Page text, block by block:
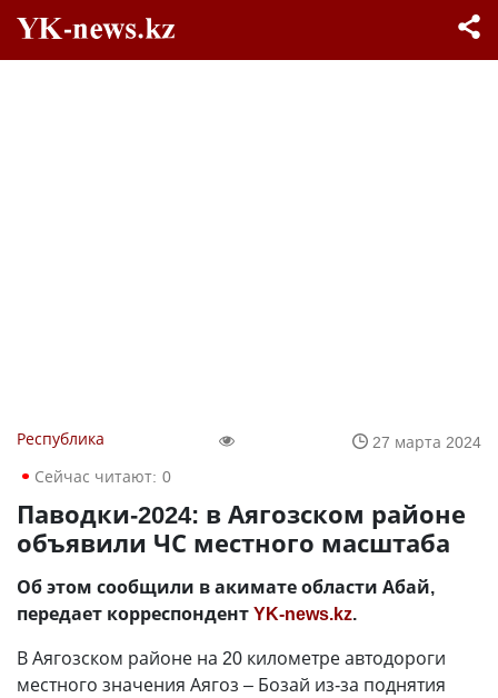
Республика
27 марта 2024
Сейчас читают: 0
Паводки-2024: в Аягозском районе
объявили ЧС местного масштаба
Об этом сообщили в акимате области Абай,
передает корреспондентYK-news.kz.
В Аягозском районе на 20 километре автодороги
местного значения Аягоз – Бозай из-за поднятия